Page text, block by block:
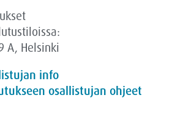
A, Helsinki
info
osallistujan ohjeet